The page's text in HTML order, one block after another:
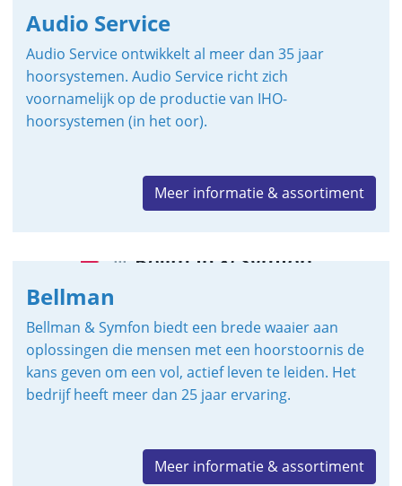
Audio Service
Audio Service ontwikkelt al meer dan 35 jaar
hoorsystemen. Audio Service richt zich
voornamelijk op de productie van IHO-
hoorsystemen (in het oor).
Meer informatie & assortiment
Bellman
Bellman & Symfon biedt een brede waaier aan
oplossingen die mensen met een hoorstoornis de
kans geven om een vol, actief leven te leiden. Het
bedrijf heeft meer dan 25 jaar ervaring.
Meer informatie & assortiment